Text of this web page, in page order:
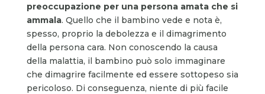
preoccupazione per una persona amata che si
ammala. Quello che il bambino vede e nota è,
spesso, proprio la debolezza e il dimagrimento
della persona cara. Non conoscendo la causa
della malattia, il bambino può solo immaginare
che dimagrire facilmente ed essere sottopeso sia
pericoloso. Di conseguenza, niente di più facile